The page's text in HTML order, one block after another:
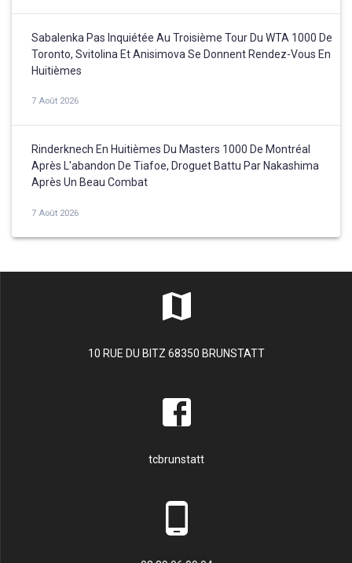
Sabalenka Pas Inquiétée Au Troisième Tour Du WTA 1000 De
Toronto, Svitolina Et Anisimova Se Donnent Rendez-Vous En
Huitièmes
7 Août 2026
Rinderknech En Huitièmes Du Masters 1000 De Montréal
Après L'abandon De Tiafoe, Droguet Battu Par Nakashima
Après Un Beau Combat
7 Août 2026
10 RUE DU BITZ 68350 BRUNSTATT
tcbrunstatt